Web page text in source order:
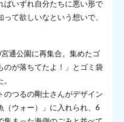
ばいずれ自分たちに悪い形で
て欲しいなという想いで、
通公園に再集合。集めたゴ
のが落ちてたよ！」とゴミ袋
のつるの剛士さんがデザイン
（ウォー）」に入れられ、6